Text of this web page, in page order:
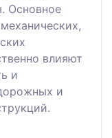
Основное
влияют
и
и